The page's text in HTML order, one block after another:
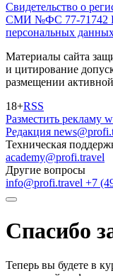
Свидетельство о
СМИ №ФС 77-71742
персональных
Материалы сайта
и цитирование
размещении
18+RSS
Разместить рекламу
Редакция
Техническая
academy@profi.travel
Другие вопросы
info@profi.travel +7
Спасибо
Теперь вы будете в